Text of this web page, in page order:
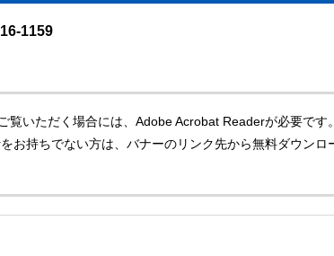
1159
覧いただく場合には、Adobe Acrobat Readerが必要です
お持ちでない方は、バナーのリンク先から無料ダウンロ